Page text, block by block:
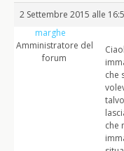
2 Settembre 2015 alle
marghe
Amministratore del
forum
che
che